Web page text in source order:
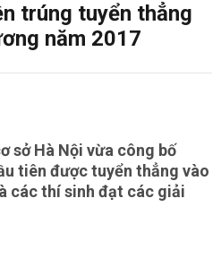
trúng tuyển thẳng
năm 2017
sở Hà Nội vừa công bố
tiên được tuyển thẳng vào
các thí sinh đạt các giải